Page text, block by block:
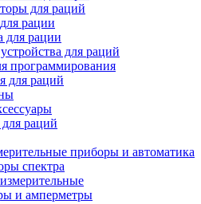
для раций
рации
для рации
для раций
программирования
для раций
раций
приборы и автоматика
спектра
и амперметры